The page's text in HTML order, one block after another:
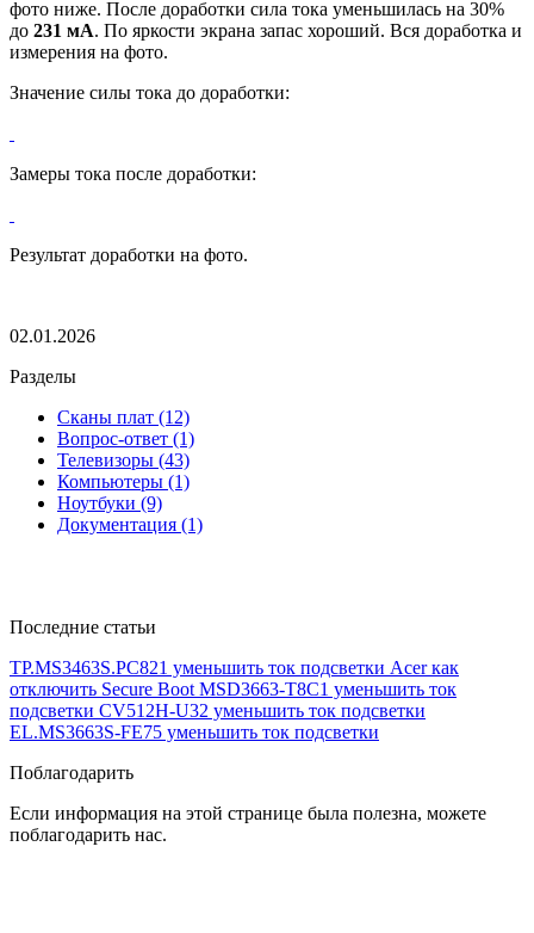
фото ниже. После доработки сила тока уменьшилась на 30%
до 231 мА. По яркости экрана запас хороший. Вся доработка и
измерения на фото.
Значение силы тока до доработки:
Замеры тока после доработки:
Результат доработки на фото.
02.01.2026
Разделы
Сканы плат (12)
Вопрос-ответ (1)
Телевизоры (43)
Компьютеры (1)
Ноутбуки (9)
Документация (1)
Последние статьи
TP.MS3463S.PC821 уменьшить ток подсветки Acer как
отключить Secure Boot MSD3663-T8C1 уменьшить ток
подсветки CV512H-U32 уменьшить ток подсветки
EL.MS3663S-FE75 уменьшить ток подсветки
Поблагодарить
Если информация на этой странице была полезна, можете
поблагодарить нас.